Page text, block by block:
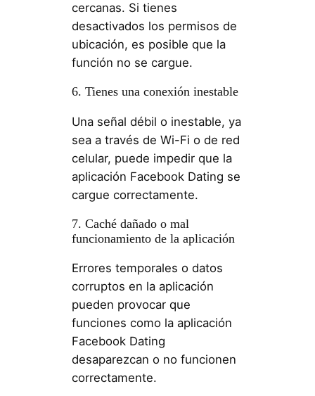
cercanas. Si tienes
desactivados los permisos de
ubicación, es posible que la
función no se cargue.
6. Tienes una conexión inestable
Una señal débil o inestable, ya
sea a través de Wi-Fi o de red
celular, puede impedir que la
aplicación Facebook Dating se
cargue correctamente.
7. Caché dañado o mal
funcionamiento de la aplicación
Errores temporales o datos
corruptos en la aplicación
pueden provocar que
funciones como la aplicación
Facebook Dating
desaparezcan o no funcionen
correctamente.